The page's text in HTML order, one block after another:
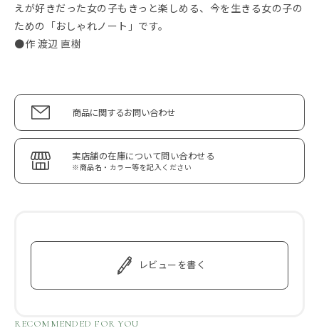
えが好きだった女の子もきっと楽しめる、今を生きる女の子の
ための「おしゃれノート」です。
●作 渡辺 直樹
商品に関するお問い合わせ
実店舗の在庫について問い合わせる
※商品名・カラー等を記入ください
レビューを書く
RECOMMENDED FOR YOU